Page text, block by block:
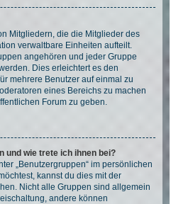
Mitgliedern, die die Mitglieder des
verwaltbare Einheiten aufteilt.
angehören und jeder Gruppe
Dies erleichtert es den
mehrere Benutzer auf einmal zu
eines Bereichs zu machen
Forum zu geben.
und wie trete ich ihnen bei?
„Benutzergruppen“ im persönlichen
kannst du dies mit der
Nicht alle Gruppen sind allgemein
andere können